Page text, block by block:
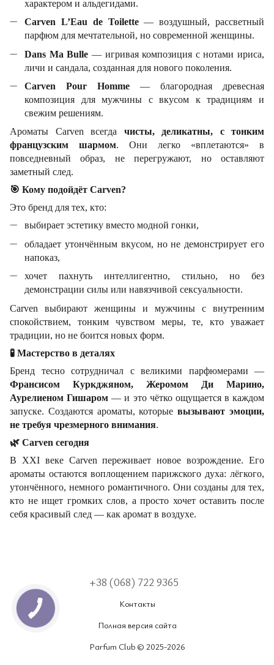
характером и альдегидами.
Carven L’Eau de Toilette— воздушный, рассветный
парфюм для мечтательной, но современной женщины.
Dans Ma Bulle — игривая композиция с нотами ириса,
личи и сандала, созданная для нового поколения.
Carven Pour Homme — благородная древесная
композиция для мужчины с вкусом к традициям и
свежим решениям.
Ароматы Carven всегда чисты, деликатны, с тонким
французским шармом. Они легко «вплетаются» в
повседневный образ, не перегружают, но оставляют
заметный след.
🎯 Кому подойдёт Carven?
Это бренд для тех, кто:
выбирает эстетику вместо модной гонки,
обладает утончённым вкусом, но не демонстрирует его
напоказ,
хочет пахнуть интеллигентно, стильно, но без
демонстрации силы или навязчивой сексуальности.
Carven выбирают женщины и мужчины с внутренним
спокойствием, тонким чувством меры, те, кто уважает
традиции, но не боится новых форм.
🧪 Мастерство в деталях
Бренд тесно сотрудничал с великими парфюмерами —
Франсисом Куркджяном, Жеромом Ди Марино,
Аурелиеном Гишаром — и это чётко ощущается в каждом
запуске. Создаются ароматы, которыевызывают эмоции,
не требуя чрезмерного внимания.
🌿 Carven сегодня
В XXI веке Carven переживает новое возрождение. Его
ароматы остаются воплощением парижского духа: лёгкого,
утончённого, немного романтичного. Они созданы для тех,
кто не ищет громких слов, а просто хочет оставить после
себя красивый след — как аромат в воздухе.
+38 (068) 722 9365
Контакты
Полная версия сайта
Parfum Club © 2025-2026